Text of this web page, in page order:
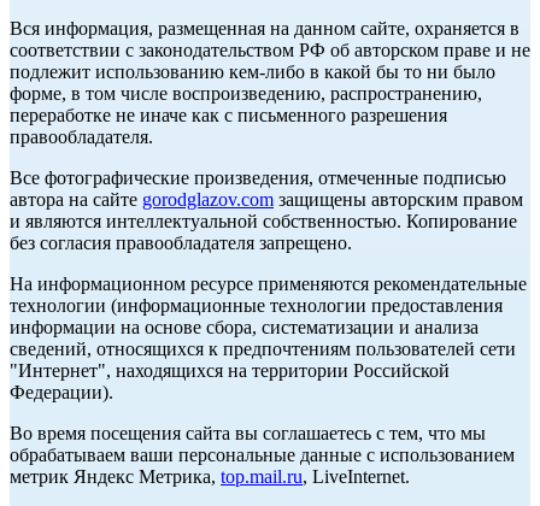
Вся информация, размещенная на данном сайте, охраняется в
соответствии с законодательством РФ об авторском праве и не
подлежит использованию кем-либо в какой бы то ни было
форме, в том числе воспроизведению, распространению,
переработке не иначе как с письменного разрешения
правообладателя.
Все фотографические произведения, отмеченные подписью
автора на сайте gorodglazov.com защищены авторским правом
и являются интеллектуальной собственностью. Копирование
без согласия правообладателя запрещено.
На информационном ресурсе применяются рекомендательные
технологии (информационные технологии предоставления
информации на основе сбора, систематизации и анализа
сведений, относящихся к предпочтениям пользователей сети
"Интернет", находящихся на территории Российской
Федерации).
Во время посещения сайта вы соглашаетесь с тем, что мы
обрабатываем ваши персональные данные с использованием
метрик Яндекс Метрика, top.mail.ru, LiveInternet.